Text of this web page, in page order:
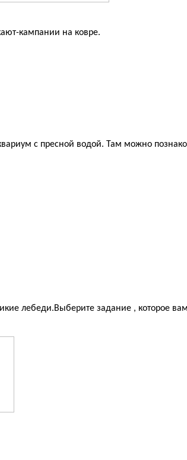
кампании на ковре.
с пресной водой. Там можно
лебеди.Выберите задание , которое